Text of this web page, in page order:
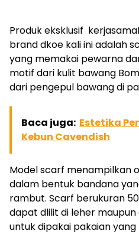
Produk eksklusif
brand dkoe kali ini adalah
yang memakai pewarna
motif dari kulit bawang
dari pengepul bawang di
Baca juga: Estetika
Kebun Cavendish
Model scarf menampilkan
dalam bentuk bandana
rambut. Scarf berukuran
dapat dlilit di leher
untuk dipakai pakaian